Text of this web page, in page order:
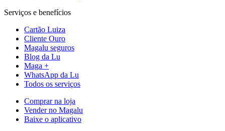
Serviços e benefícios
Cartão Luiza
Cliente Ouro
Magalu seguros
Blog da Lu
Maga +
WhatsApp da Lu
Todos os serviços
Comprar na loja
Vender no Magalu
Baixe o aplicativo